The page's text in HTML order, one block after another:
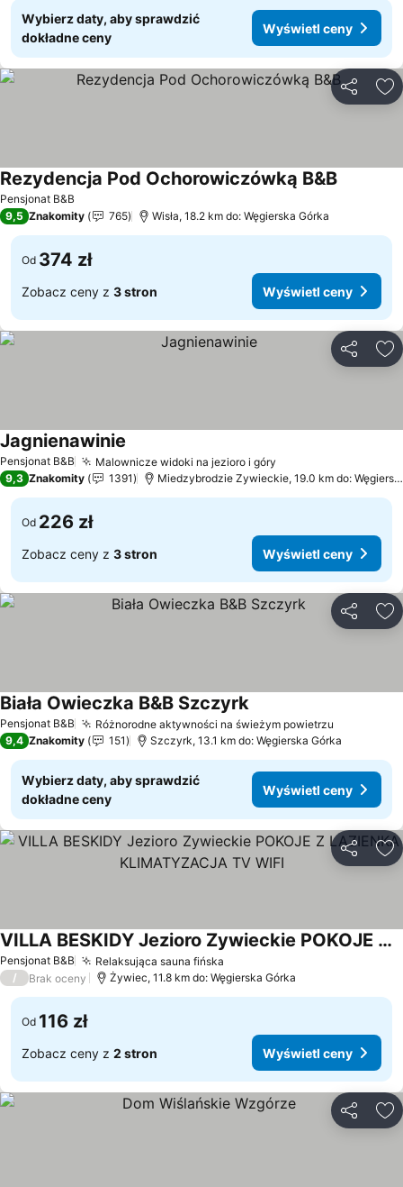
Wybierz daty, aby sprawdzić
dokładne ceny
Wyświetl ceny
Pensjonat B&B
Rezydencja Pod Ochorowiczówką B&BWyświetl
9,5 Znakomity 765 Wisła, 18.2 km do: Węgierska Górka
Od 374 zł
Zobacz ceny z 3 stron Wyświetl ceny
Pensjonat B&B Malownicze widoki na jezioro i góry
Jagnienawinie
9,3 Znakomity 1391 Miedzybrodzie Zywieckie, 19.0 km do:
Od 226 zł
Zobacz ceny z 3 stron Wyświetl ceny
Pensjonat B&B Różnorodne aktywności na świeżym powietrzu
Biała Owieczka B&B SzczyrkWyświetl ceny
9,4 Znakomity 151 Szczyrk, 13.1 km do: Węgierska Górka
Wybierz daty, aby sprawdzić
dokładne ceny
Wyświetl ceny
Pensjonat B&B Relaksująca sauna fińska
VILLA BESKIDY Jezioro Zywieckie POKOJE Z LAZIENKA KLIMATYZACJA TV WIFI
Wyświetl ceny
/ Brak oceny Żywiec, 11.8 km do: Węgierska Górka
Od 116 zł
Zobacz ceny z 2 stron Wyświetl ceny